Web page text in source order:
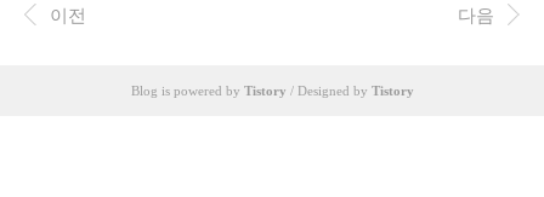
이전 다음
Blog is powered by Tistory / Designed by Tistory